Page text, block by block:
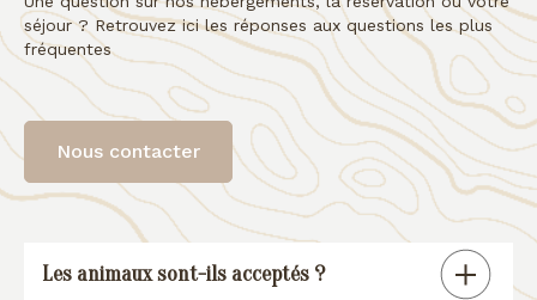
séjour ? Retrouvez ici les réponses aux questions les plus
fréquentes
Nous contacter
Les animaux sont-ils acceptés ?